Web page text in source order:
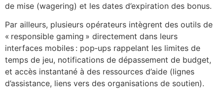
de mise (wagering) et les dates d’expiration des bonus.
Par ailleurs, plusieurs opérateurs intègrent des outils de
« responsible gaming » directement dans leurs
interfaces mobiles : pop‑ups rappelant les limites de
temps de jeu, notifications de dépassement de budget,
et accès instantané à des ressources d’aide (lignes
d’assistance, liens vers des organisations de soutien).